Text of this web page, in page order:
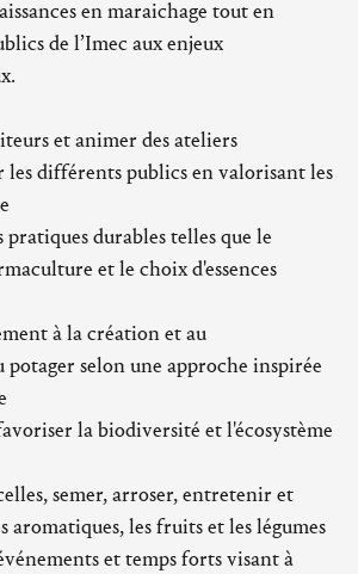
en maraichage tout en
de l’Imec aux enjeux
et animer des ateliers
les différents publics en valorisant les
pratiques durables telles que le
et le choix d'essences
à la création et au
potager selon une approche inspirée
la biodiversité et l'écosystème
semer, arroser, entretenir et
aromatiques, les fruits et les légumes
et temps forts visant à